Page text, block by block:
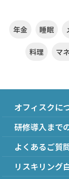
年金 睡眠
料理 マ
オフィスクに
研修導入まで
よくあるご質
リスキリング